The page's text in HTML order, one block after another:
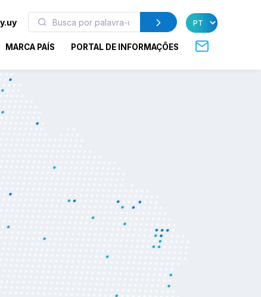
MARCA PAÍS PORTAL DE INFORMAÇÕES